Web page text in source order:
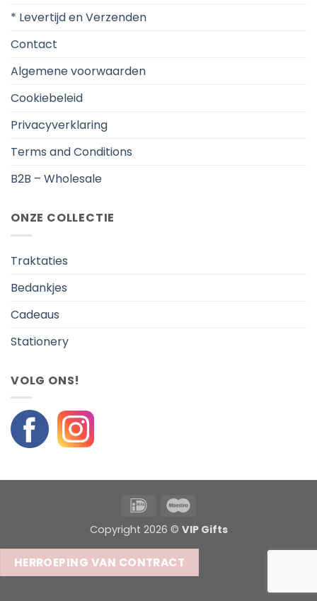
* Levertijd en Verzenden
Contact
Algemene voorwaarden
Cookiebeleid
Privacyverklaring
Terms and Conditions
B2B – Wholesale
ONZE COLLECTIE
Traktaties
Bedankjes
Cadeaus
Stationery
VOLG ONS!
IDeal
Copyright 2026 © VIP Gifts
HERROEPING VAN CONTRACT